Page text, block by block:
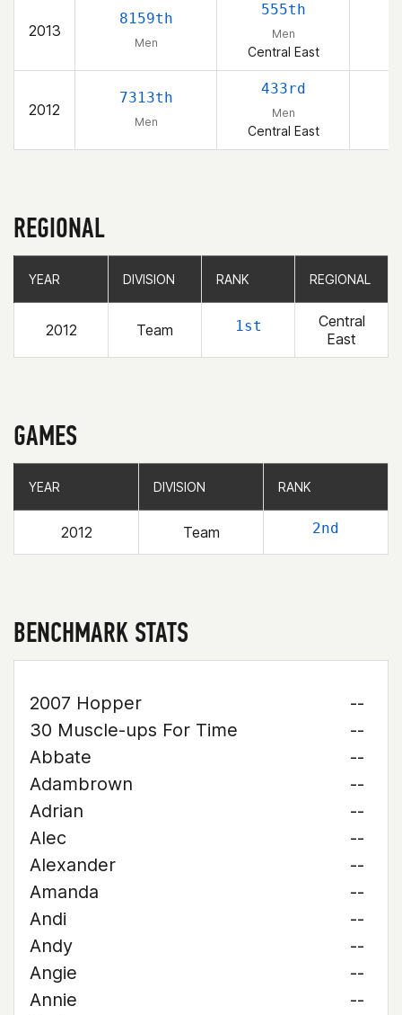
2013
8159th
Men
555th
Men
Central East
2012
7313th
Men
433rd
Men
Central East
REGIONAL
YEAR DIVISION RANK REGIONAL
2012 Team 1st
Central
East
YEAR DIVISION RANK REGIONAL
GAMES
YEAR DIVISION RANK
2012 Team 2nd
YEAR DIVISION RANK
BENCHMARK STATS
2007 Hopper
--
30 Muscle-ups For Time
--
Abbate
--
Adambrown
--
Adrian
--
Alec
--
Alexander
--
Amanda
--
Andi
--
Andy
--
Angie
--
Annie
--